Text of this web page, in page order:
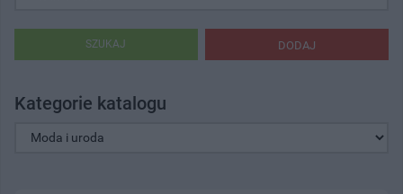
DODAJ
SZUKAJ
Kategorie katalogu